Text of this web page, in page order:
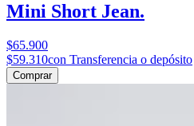
Mini Short Jean.
$65.900
$59.310con Transferencia o depósito
Comprar